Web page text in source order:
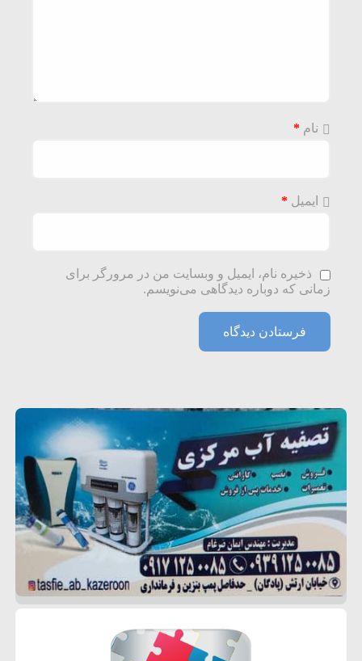
نام *
ایمیل *
ذخیره نام، ایمیل و وبسایت من در مرورگر برای
زمانی که دوباره دیدگاهی می‌نویسم.